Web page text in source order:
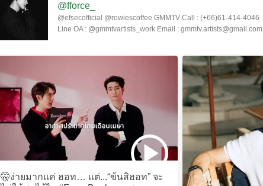
@fforce_
@efsecofficial @rowiescoffee GMMTV Call : (+66)61-414-4046
Line OA : @gmmtvartists_work Email : gmmtv.artists@gmail.com
🤫ง่ายมากแค่ ฮอท… แต่...“ข้นสิฮอท” จะ